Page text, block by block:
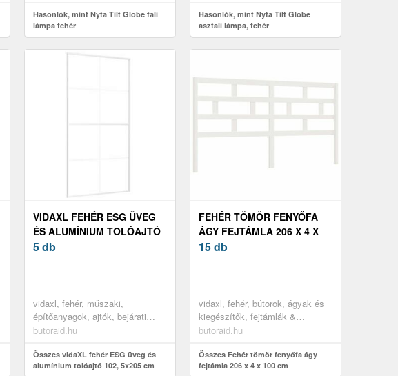
Hasonlók, mint Nyta Tilt Globe fali
lámpa fehér
Hasonlók, mint Nyta Tilt Globe
asztali lámpa, fehér
VIDAXL FEHÉR ESG ÜVEG
ÉS ALUMÍNIUM TOLÓAJTÓ
102, 5X205 CM
5 db
vidaxl, fehér, műszaki,
építőanyagok, ajtók, bejárati
ajtók
butoraid.hu
Összes vidaXL fehér ESG üveg és
alumínium tolóajtó 102, 5x205 cm
FEHÉR TÖMÖR FENYŐFA
ÁGY FEJTÁMLA 206 X 4 X
100 CM
15 db
vidaxl, fehér, bútorok, ágyak és
kiegészítők, fejtámlák &
lábtámlák
butoraid.hu
Összes Fehér tömör fenyőfa ágy
fejtámla 206 x 4 x 100 cm